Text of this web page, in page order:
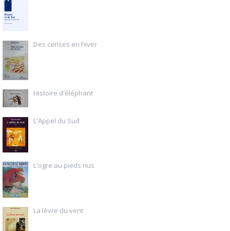
Des cerises en hiver
Histoire d'éléphant
L'Appel du Sud
L'ogre au pieds nus
La lèvre du vent